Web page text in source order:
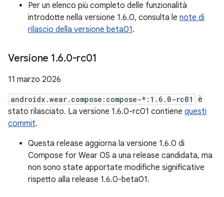
Per un elenco più completo delle funzionalità
introdotte nella versione 1.6.0, consulta le note di
rilascio della versione beta01.
Versione 1.6.0-rc01
11 marzo 2026
androidx.wear.compose:compose-*:1.6.0-rc01
è
stato rilasciato. La versione 1.6.0-rc01 contiene questi
commit.
Questa release aggiorna la versione 1.6.0 di
Compose for Wear OS a una release candidata, ma
non sono state apportate modifiche significative
rispetto alla release 1.6.0-beta01.